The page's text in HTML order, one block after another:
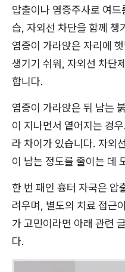
압출이나 염증주사로 여
습, 자외선 차단을 함께 챙
염증이 가라앉은 자리에
생기기 쉬워, 자외선 차단
합니다.
염증이 가라앉은 뒤 남는
이 지나면서 옅어지는 경
라 차이가 있습니다. 자외
이 남는 정도를 줄이는 데
한 번 패인 흉터 자국은 압
려우며, 별도의 치료 접근
가 고민이라면 아래 관련
다.